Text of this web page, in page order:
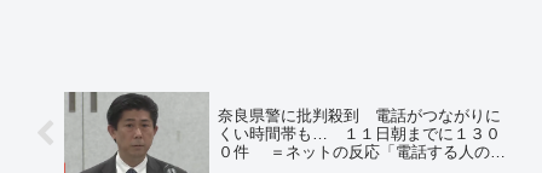
奈良県警に批判殺到 電話がつながりに
くい時間帯も… １１日朝までに１３０
０件 ＝ネットの反応「電話する人の気